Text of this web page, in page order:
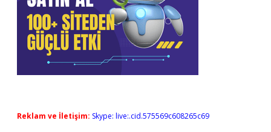
Reklam ve İletişim: Skype: live:.cid.575569c608265c69